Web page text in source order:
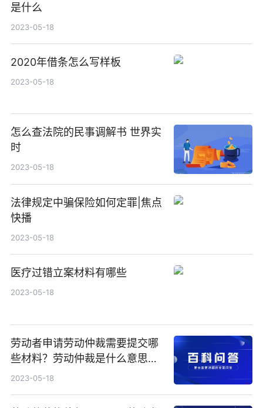
是什么
2023-05-18
2020年借条怎么写样板
2023-05-18
怎么查法院的民事调解书 世界实
时
2023-05-18
法律规定中骗保险如何定罪|焦点
快播
2023-05-18
医疗过错立案材料有哪些
2023-05-18
劳动者申请劳动仲裁需要提交哪
些材料？劳动仲裁是什么意思？
劳动仲裁需要多久？
2023-05-18